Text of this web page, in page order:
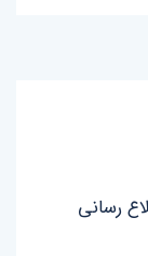
رسانی